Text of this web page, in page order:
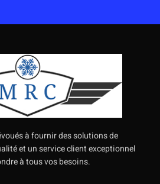
à fournir des solutions de
et un service client exceptionnel
à tous vos besoins.